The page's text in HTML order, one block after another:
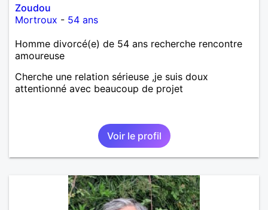
Zoudou
Mortroux - 54 ans
Homme divorcé(e) de 54 ans recherche rencontre
amoureuse
Cherche une relation sérieuse ,je suis doux
attentionné avec beaucoup de projet
Voir le profil